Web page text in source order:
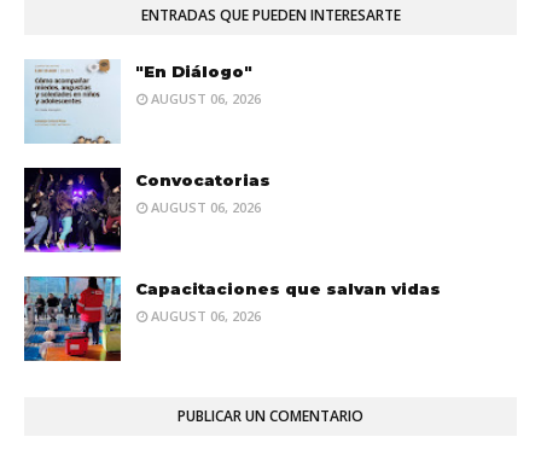
ENTRADAS QUE PUEDEN INTERESARTE
"En Diálogo"
AUGUST 06, 2026
Convocatorias
AUGUST 06, 2026
Capacitaciones que salvan vidas
AUGUST 06, 2026
PUBLICAR UN COMENTARIO